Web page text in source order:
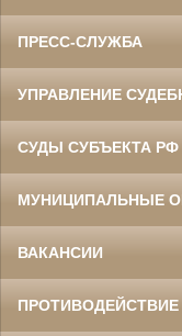
ПРЕСС-СЛУЖБА
УПРАВЛЕНИЕ
СУДЫ СУБЪЕКТА РФ
МУНИЦИПАЛЬНЫЕ
ВАКАНСИИ
ПРОТИВОДЕЙСТВИЕ